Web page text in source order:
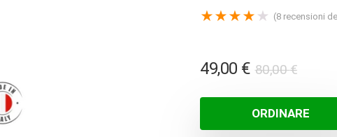
★★★★ ★ (8 recensioni
80,00€Il
era:
49,00 €
Il
è:
ORDINARE